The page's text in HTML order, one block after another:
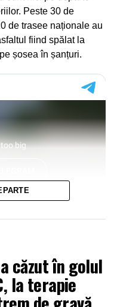
Peste 30 de
de trasee naționale au
fiind spălat la
șosea în șanțuri.
căzut în golul
la terapie